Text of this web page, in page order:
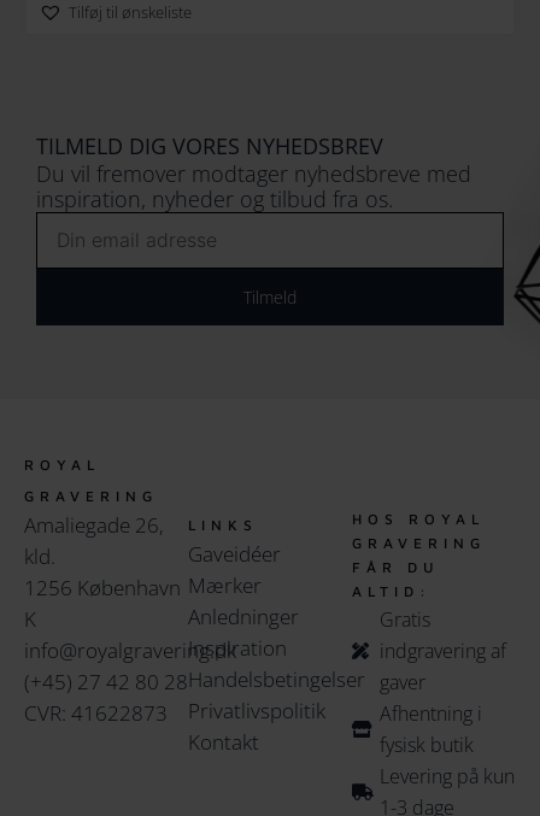
Tilføj til ønskeliste
TILMELD DIG VORES NYHEDSBREV
Du vil fremover modtager nyhedsbreve med
inspiration, nyheder og tilbud fra os.
Email
Tilmeld
ROYAL
GRAVERING
Amaliegade 26,
kld.
1256 København
K
info@royalgravering.dk
(+45) 27 42 80 28
CVR: 41622873
LINKS
Gaveidéer
Mærker
Anledninger
Inspiration
Handelsbetingelser
Privatlivspolitik
Kontakt
HOS ROYAL
GRAVERING
FÅR DU
ALTID:
Gratis
indgravering af
gaver
Afhentning i
fysisk butik
Levering på kun
1-3 dage